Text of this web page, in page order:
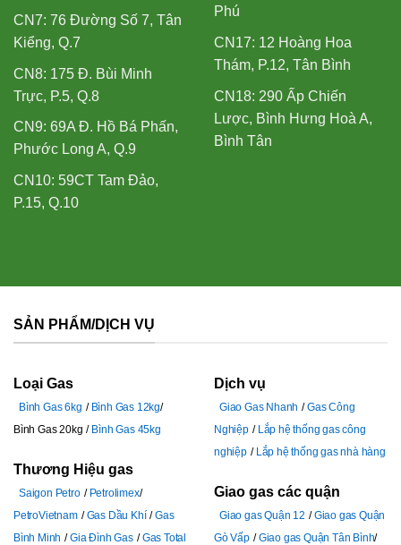
CN7: 76 Đường Số 7, Tân
Kiểng, Q.7
CN8: 175 Đ. Bùi Minh
Trực, P.5, Q.8
CN9: 69A Đ. Hồ Bá Phấn,
Phước Long A, Q.9
CN10: 59CT Tam Đảo,
P.15, Q.10
Phú
CN17: 12 Hoàng Hoa
Thám, P.12, Tân Bình
CN18: 290 Ấp Chiến
Lược, Bình Hưng Hoà A,
Bình Tân
SẢN PHẨM/DỊCH VỤ
Loại Gas
Bình Gas 6kg
Bình Gas 12kg
Bình Gas 20kg
Bình Gas 45kg
Thương Hiệu gas
Saigon Petro
Petrolimex
PetroVietnam
Gas Dầu Khí
Gas
Bình Minh
Gia Đình Gas
Gas Total
Dịch vụ
Giao Gas Nhanh
Gas Công
Nghiệp
Lắp hệ thống gas công
nghiệp
Lắp hệ thống gas nhà hàng
Giao gas các quận
Giao gas Quận 12
Giao gas Quận
Gò Vấp
Giao gas Quận Tân Bình